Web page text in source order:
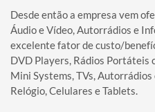
Desde então a empresa vem
Áudio e Vídeo, Autorrádios e
excelente fator de custo/
DVD Players, Rádios Portáteis
Mini Systems, TVs, Autorrádios
Relógio, Celulares e Tablets.